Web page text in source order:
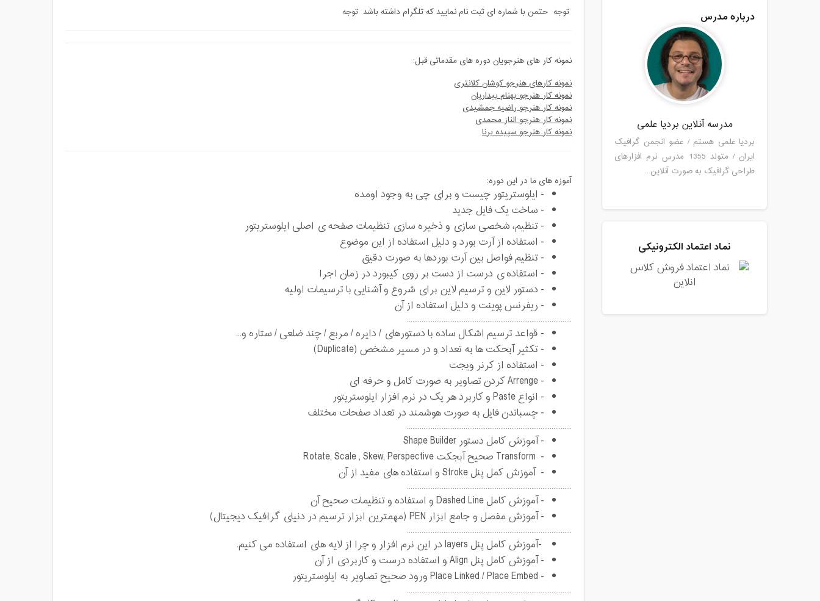
توجه حتمن با شماره ای ثبت نام نمایید که تلگرام داشته باشد توجه
نمونه کار های هنرجویان دوره های مقدماتی قبل:
نمونه کارهای هنرجو کوشان کلانتری
نمونه کار هنرجو بهنام بیداریان
نمونه کار هنرجو راضیه جمشیدی
نمونه کار هنرجو الناز محمدی
نمونه کار هنرجو سپیده برنا
آموزه های ما در این دوره:
- ایلوستریتور چیست و برای چی به وجود اومده
- ساخت یک فایل جدید
- تنظیم، شخصی سازی و ذخیره سازی تنظیمات صفحه ی اصلی ایلوستریتور
- استفاده از آرت بورد و دلیل استفاده از این موضوع
- تنظیم فواصل بین آرت بوردها به صورت دقیق
- استفاده ی درست از دست بر روی کیبورد در زمان اجرا
- دستور لاین و ترسیم لاین برای شروع و آشنایی با ترسیمات اولیه
- ریفرنس پوینت و دلیل استفاده از آن
..........................................................................................
- قواعد ترسیم اشکال ساده با دستورهای / دایره / مربع / چند ضلعی / ستاره و...
- تکثیر آبحکت ها به تعداد و در مسیر مشخص (Duplicate)
- استفاده از کرنر ویجت
- Arrenge کردن تصاویر به صورت کامل و حرفه ای
- انواع Paste و کاربرد هر یک در نرم افزار ایلوستریتور
- چسباندن فایل به صورت هوشمند در تعداد صفحات مختلف
..........................................................................................
- آموزش کامل دستور Shape Builder
- Transform صحیح آبجکت Rotate, Scale , Skew, Perspective
- آموزش کمل پنل Stroke و استفاده های مفید از آن
..........................................................................................
- آموزش کامل Dashed Line و استفاده و تنظیمات صحیح آن
- آموزش مفصل و جامع ابزار PEN (مهمترین ابزار ترسیم در دنیای گرافیک دیجیتال)
..........................................................................................
-آموزش کامل پنل layers در این نرم افزار و چرا از لایه های استفاده می کنیم.
- آموزش کامل پنل Align و استفاده درست و کاربردی از آن
- Place Linked / Place Embed ورود صحیح تصاویر به ایلوستریتور
..........................................................................................
درباره مدرس
مدرسه آنلاین بردیا علمی
بردیا علمی هستم / عضو انجمن گرافیک
ایران / متولد 1355 مدرس نرم افزارهای
طراحی گرافیک به صورت آنلاین...
نماد اعتماد الکترونیکی